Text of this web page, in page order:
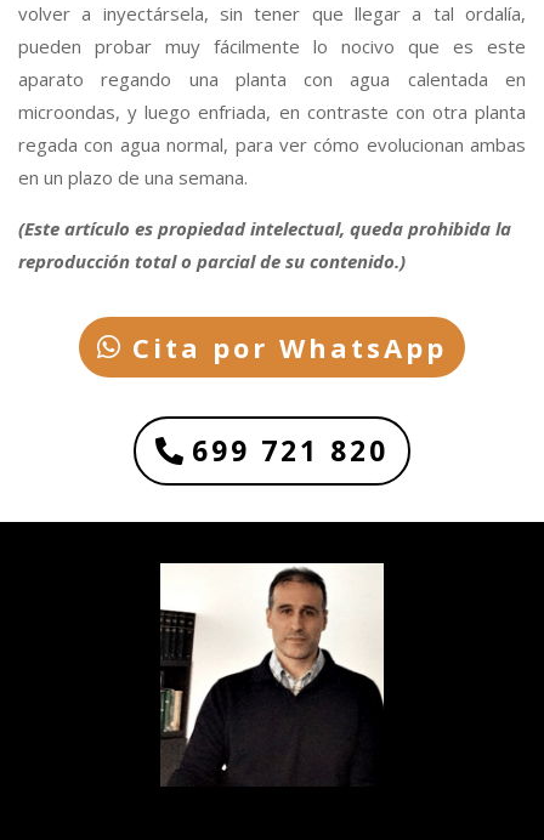
volver a inyectársela, sin tener que llegar a tal ordalía,
pueden probar muy fácilmente lo nocivo que es este
aparato regando una planta con agua calentada en
microondas, y luego enfriada, en contraste con otra planta
regada con agua normal, para ver cómo evolucionan ambas
en un plazo de una semana.
(Este artículo es propiedad intelectual, queda prohibida la
reproducción total o parcial de su contenido.)
Cita por WhatsApp
699 721 820